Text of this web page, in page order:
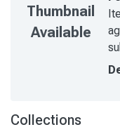
Thumbnail
Available
Collections